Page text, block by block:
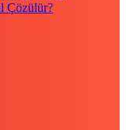
Çözülür?